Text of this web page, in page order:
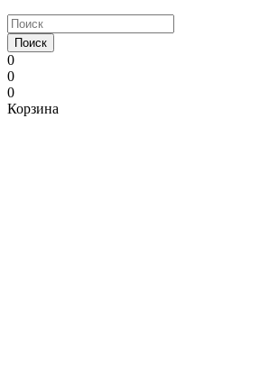
Поиск
0
0
0
Корзина